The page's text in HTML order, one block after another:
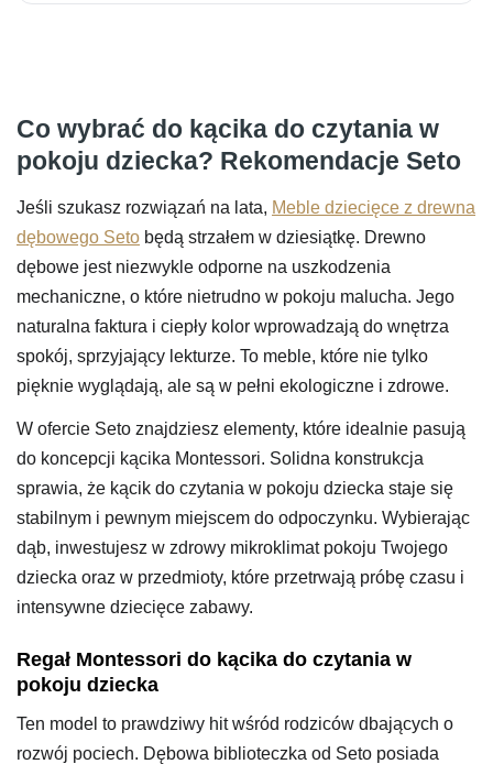
Co wybrać do kącika do czytania w
pokoju dziecka? Rekomendacje Seto
Jeśli szukasz rozwiązań na lata, Meble dziecięce z drewna
dębowego Seto będą strzałem w dziesiątkę. Drewno
dębowe jest niezwykle odporne na uszkodzenia
mechaniczne, o które nietrudno w pokoju malucha. Jego
naturalna faktura i ciepły kolor wprowadzają do wnętrza
spokój, sprzyjający lekturze. To meble, które nie tylko
pięknie wyglądają, ale są w pełni ekologiczne i zdrowe.
W ofercie Seto znajdziesz elementy, które idealnie pasują
do koncepcji kącika Montessori. Solidna konstrukcja
sprawia, że kącik do czytania w pokoju dziecka staje się
stabilnym i pewnym miejscem do odpoczynku. Wybierając
dąb, inwestujesz w zdrowy mikroklimat pokoju Twojego
dziecka oraz w przedmioty, które przetrwają próbę czasu i
intensywne dziecięce zabawy.
Regał Montessori do kącika do czytania w
pokoju dziecka
Ten model to prawdziwy hit wśród rodziców dbających o
rozwój pociech. Dębowa biblioteczka od Seto posiada